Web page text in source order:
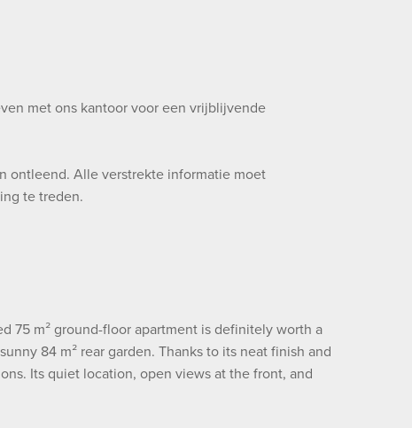
met ons kantoor voor een vrijblijvende
ontleend. Alle verstrekte informatie moet
te treden.
75 m² ground-floor apartment is definitely worth a
84 m² rear garden. Thanks to its neat finish and
Its quiet location, open views at the front, and